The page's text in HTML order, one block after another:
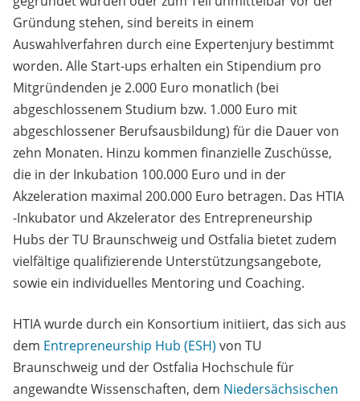
Gründung stehen, sind bereits in einem
Auswahlverfahren durch eine Expertenjury bestimmt
worden. Alle Start-ups erhalten ein Stipendium pro
Mitgründenden je 2.000 Euro monatlich (bei
abgeschlossenem Studium bzw. 1.000 Euro mit
abgeschlossener Berufsausbildung) für die Dauer von
zehn Monaten. Hinzu kommen finanzielle Zuschüsse,
die in der Inkubation 100.000 Euro und in der
Akzeleration maximal 200.000 Euro betragen. Das HTIA
-Inkubator und Akzelerator des Entrepreneurship
Hubs der TU Braunschweig und Ostfalia bietet zudem
vielfältige qualifizierende Unterstützungsangebote,
sowie ein individuelles Mentoring und Coaching.
HTIA wurde durch ein Konsortium initiiert, das sich aus
dem Entrepreneurship Hub (ESH) von TU
Braunschweig und der Ostfalia Hochschule für
angewandte Wissenschaften, dem Niedersächsischen